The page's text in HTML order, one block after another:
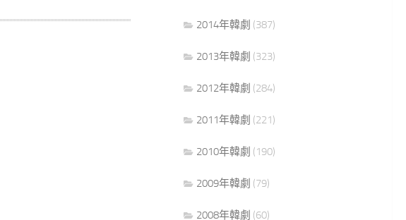
2014年韓劇 (387)
2013年韓劇 (323)
2012年韓劇 (284)
2011年韓劇 (221)
2010年韓劇 (190)
2009年韓劇 (79)
2008年韓劇 (60)